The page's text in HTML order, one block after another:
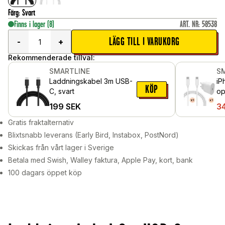
Färg: Svart
Finns i lager (8) ART. NR: 58538
-
+ LÄGG TILL I VARUKORG
Rekommenderade tillval:
SMARTLINE
Laddningskabel 3m USB-
C, svart
199 SEK
KÖP
Gratis fraktalternativ
Blixtsnabb leverans (Early Bird, Instabox, PostNord)
Skickas från vårt lager i Sverige
Betala med Swish, Walley faktura, Apple Pay, kort, bank
100 dagars öppet köp